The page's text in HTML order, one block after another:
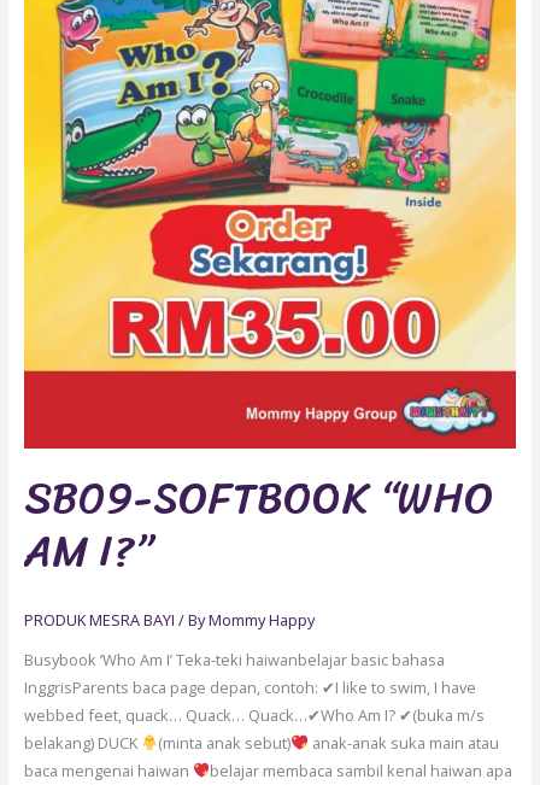
SB09-SOFTBOOK “WHO
AM I?”
PRODUK MESRA BAYI / ByMommy Happy
Busybook ‘Who Am I’ Teka-teki haiwanbelajar basic bahasa
InggrisParents baca page depan, contoh: ✔I like to swim, I have
webbed feet, quack… Quack… Quack…✔Who Am I? ✔(buka m/s
belakang) DUCK
(minta anak sebut)
anak-anak suka main atau
baca mengenai haiwan
belajar membaca sambil kenal haiwan apa